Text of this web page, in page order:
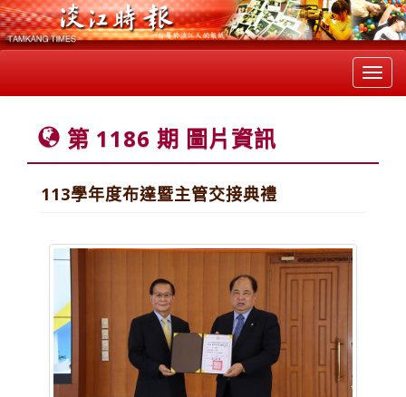
第 1186 期 圖片資訊
113學年度布達暨主管交接典禮